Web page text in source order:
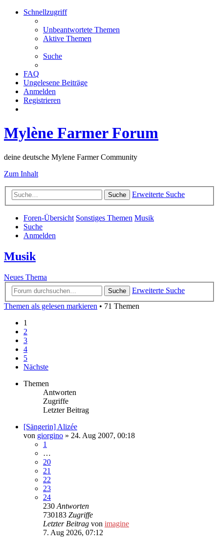
Schnellzugriff
Unbeantwortete Themen
Aktive Themen
Suche
FAQ
Ungelesene Beiträge
Anmelden
Registrieren
Mylène Farmer Forum
deine deutsche Mylene Farmer Community
Zum Inhalt
Suche Erweiterte Suche
Foren-Übersicht Sonstiges Themen Musik
Suche
Anmelden
Musik
Neues Thema
Suche
Erweiterte Suche
Themen als gelesen markieren • 71 Themen
1
2
3
4
5
Nächste
Themen
Antworten
Zugriffe
Letzter Beitrag
[Sängerin] Alizée
von giorgino » 24. Aug 2007, 00:18
1
…
20
21
22
23
24
230 Antworten
730183 Zugriffe
Letzter Beitrag von imagine
7. Aug 2026, 07:12